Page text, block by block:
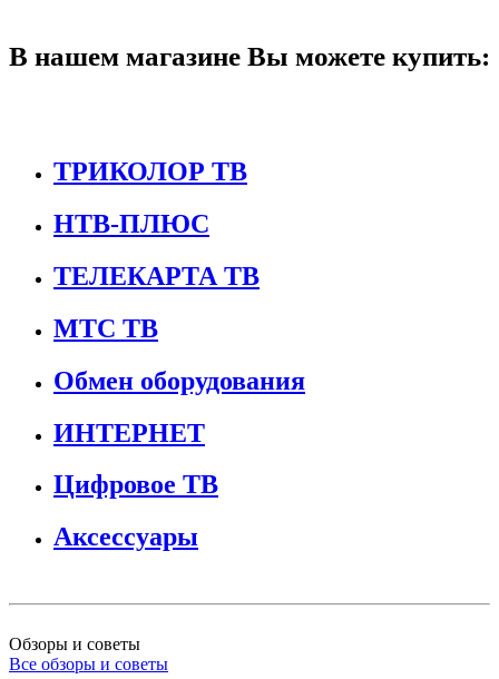
В нашем магазине Вы можете купить:
ТРИКОЛОР ТВ
НТВ-ПЛЮС
ТЕЛЕКАРТА ТВ
МТС ТВ
Обмен оборудования
ИНТЕРНЕТ
Цифровое ТВ
Аксессуары
Обзоры и советы
Все обзоры и советы